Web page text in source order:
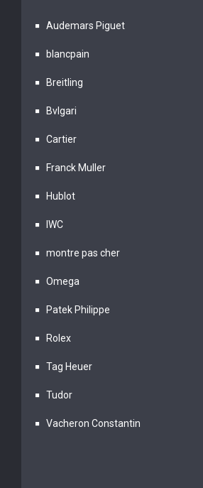
Audemars Piguet
blancpain
Breitling
Bvlgari
Cartier
Franck Muller
Hublot
IWC
montre pas cher
Omega
Patek Philippe
Rolex
Tag Heuer
Tudor
Vacheron Constantin